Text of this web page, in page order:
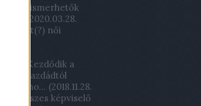
nem ismerhetők
2020.03.28.
női
Kezdődik a
Gazdádtól
ho... (2018.11.28.
fideszes képviselő